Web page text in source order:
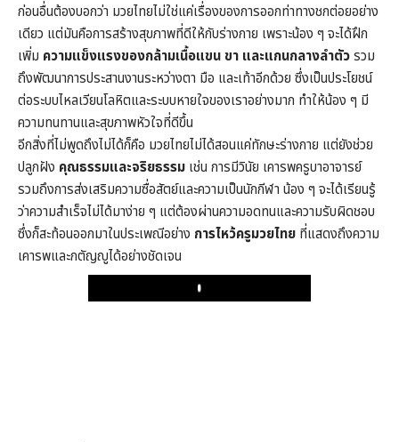
ก่อนอื่นต้องบอกว่า มวยไทยไม่ใช่แค่เรื่องของการออกท่าทางชกต่อยอย่าง
เดียว แต่มันคือการสร้างสุขภาพที่ดีให้กับร่างกาย เพราะน้อง ๆ จะได้ฝึก
เพิ่ม ความแข็งแรงของกล้ามเนื้อแขน ขา และแกนกลางลำตัวรวม
ถึงพัฒนาการประสานงานระหว่างตา มือ และเท้าอีกด้วย ซึ่งเป็นประโยชน์
ต่อระบบไหลเวียนโลหิตและระบบหายใจของเราอย่างมาก ทำให้น้อง ๆ มี
ความทนทานและสุขภาพหัวใจที่ดีขึ้น
อีกสิ่งที่ไม่พูดถึงไม่ได้ก็คือ มวยไทยไม่ได้สอนแค่ทักษะร่างกาย แต่ยังช่วย
ปลูกฝัง คุณธรรมและจริยธรรม เช่น การมีวินัย เคารพครูบาอาจารย์
รวมถึงการส่งเสริมความซื่อสัตย์และความเป็นนักกีฬา น้อง ๆ จะได้เรียนรู้
ว่าความสำเร็จไม่ได้มาง่าย ๆ แต่ต้องผ่านความอดทนและความรับผิดชอบ
ซึ่งก็สะท้อนออกมาในประเพณีอย่าง การไหว้ครูมวยไทย ที่แสดงถึงความ
เคารพและกตัญญูได้อย่างชัดเจน
Play